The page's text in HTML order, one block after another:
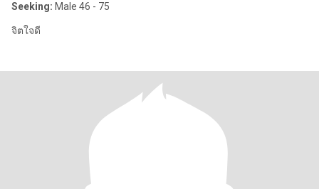
Seeking: Male 46 - 75
จิตใจดี